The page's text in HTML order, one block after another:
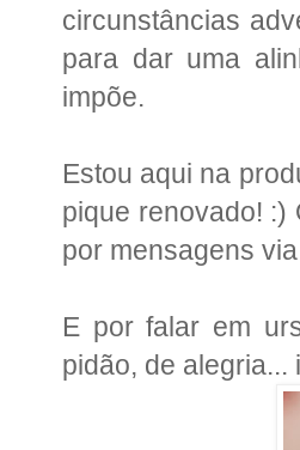
circunstâncias
para dar uma
impõe.
Estou aqui na
pique renovado! :)
por mensagens
E por falar em
pidão, de